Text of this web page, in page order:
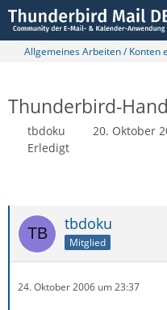
Allgemeines Arbeiten / Konten
Thunderbird-
tbdoku 20. Oktober
Erledigt
tbdoku
Mitglied
24. Oktober 2006 um 23:37